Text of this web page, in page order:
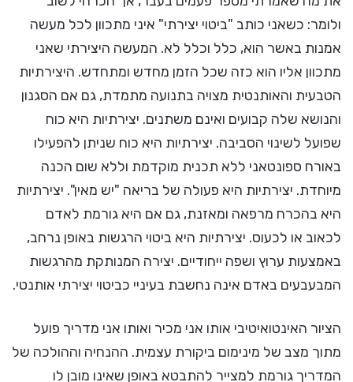
ולומר: כשאני כותב "ביטוי יצירתי" איני מתכוון לכל מעשה
אמנות באשר הוא, כלל וכלל לא. המעשה היצירתי שאני
מתכוון אליו הוא כזה שכל הזמן מחדש ומתחדש. היצירתיות
הטבעית והאותנטית מצויה בתנועה מתמדת, גם אם הסגנון
והנושא שלה קבועים ואינם משתנים. יצירתיות היא כוח
שפועל לשינוי הסביבה. יצירתיות היא כוח שניתן להפעילו
באורח ספונטאני ללא תכנית מוקדמת וללא שום הכנה
מיוחדת. יצירתיות היא פעולה של בריאה "יש מאין". יצירתיות
היא בהכרח מרפאה ומאזנת, גם אם היא גורמת לאדם
לכאוב או לכעוס. יצירתיות היא ביטוי הרגשות באופן נרחב,
באמצעות ערוץ ושפה ייחודיים. יצירה המנותקת מהרגשות
המבעבעים באדם אינה נחשבת בעיניי כביטוי יצירתי אותנטי.
הציור האינטואיטיבי אותו אני מכיר ואותו אני מדריך פועל
מתוך מצב של מינימום ביקורת עצמית. ההנחיה וההולכה של
המדריך גורמת למצייר להתבטא באופן שאינו מובן לו